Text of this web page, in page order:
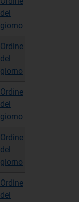
del
giorno
Ordine
del
giorno
Ordine
del
giorno
Ordine
del
giorno
Ordine
del